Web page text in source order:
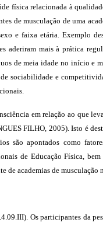
física relacionada à
de musculação de uma
e faixa etária. Exemplo
aderiram mais à prática
de meia idade no início e
sociabilidade e
em relação ao que
FILHO, 2005).Isto é
são apontados como
de Educação Física,
de academias de
Os participantes da